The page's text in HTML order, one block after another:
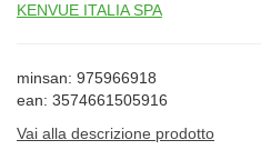
KENVUE ITALIA SPA
minsan: 975966918
ean: 3574661505916
Vai alla descrizione prodotto